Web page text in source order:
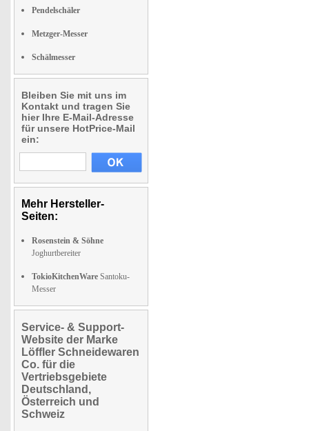
Pendelschäler
Metzger-Messer
Schälmesser
Bleiben Sie mit uns im
Kontakt und tragen Sie
hier Ihre E-Mail-Adresse
für unsere HotPrice-Mail
ein:
Mehr Hersteller-
Seiten:
Rosenstein & Söhne
Joghurtbereiter
TokioKitchenWare Santoku-
Messer
Service- & Support-
Website der Marke
Löffler Schneidewaren
Co. für die
Vertriebsgebiete
Deutschland,
Österreich und
Schweiz